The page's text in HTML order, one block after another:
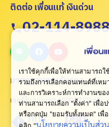
ติดต่อ เพื่อนแท้ เงินด่วน
02-114-
มาตรฐานการรับรอง
เลขที่ใบอนุญาต ว00007/2565
เราใช้คุกกี้เพื่อให้ท่านสามารถ
รวมถึงการเลือกคอนเทนต์ที่เห
และการวิเคราะห์การทำงานขอ
ท่านสามารถเลือก "ตั้งค่า" เพื่อ
หรือกดปุ่ม "ยอมรับทั้งหมด" เพื่
นโยบายความเป็นส่ว